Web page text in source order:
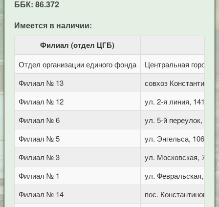
ББК: 86.372
Имеется в наличии:
Филиал (отдел ЦГБ)
Отдел организации единого фонда
Центральная
Филиал № 13
совхоз
Филиал № 12
ул. 2-я линия, 141
Филиал № 6
ул. 5-й переулок, 1
Филиал № 5
ул. Энгельса, 106
Филиал № 3
ул. Московская, 72/1
Филиал № 1
ул. Февральская, 283
Филиал № 14
пос.